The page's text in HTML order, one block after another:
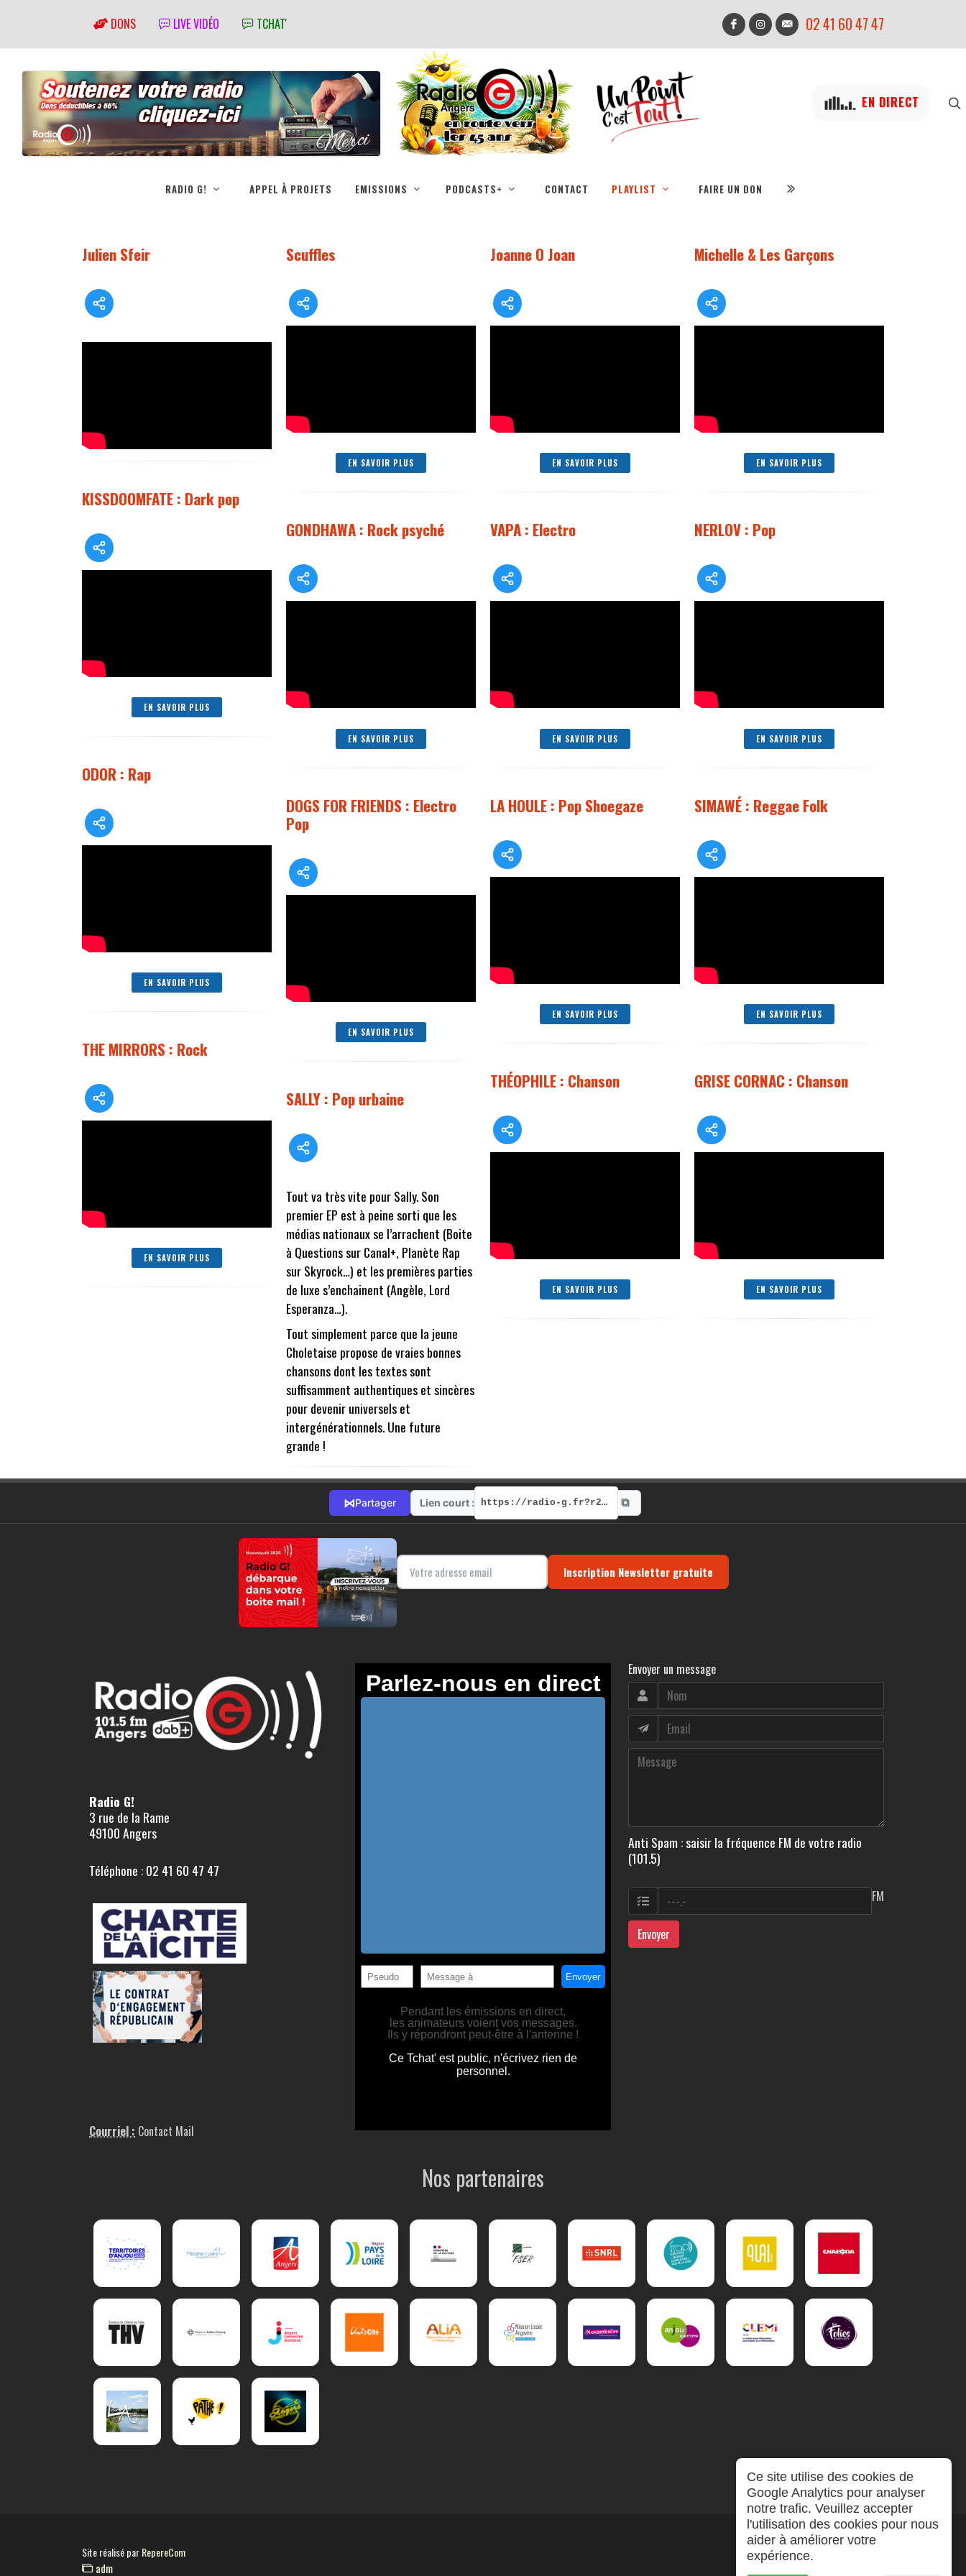
DONS LIVE VIDÉO TCHAT' 02 41 60 47 47
EN DIRECT
RADIO G! APPEL À PROJETS EMISSIONS PODCASTS+ CONTACT PLAYLIST FAIRE UN DON
Julien Sfeir Scuffles
EN SAVOIR PLUS
Joanne O Joan
EN SAVOIR PLUS
Michelle & Les Garçons
EN SAVOIR PLUS
KISSDOOMFATE : Dark pop
EN SAVOIR PLUS
GONDHAWA : Rock psyché
EN SAVOIR PLUS
VAPA : Electro
EN SAVOIR PLUS
NERLOV : Pop
EN SAVOIR PLUS
ODOR : Rap
EN SAVOIR PLUS
DOGS FOR FRIENDS : Electro
Pop
EN SAVOIR PLUS
LA HOULE : Pop Shoegaze
EN SAVOIR PLUS
SIMAWÉ : Reggae Folk
EN SAVOIR PLUS
THE MIRRORS : Rock
EN SAVOIR PLUS
THÉOPHILE : Chanson
EN SAVOIR PLUS
GRISE CORNAC : Chanson
EN SAVOIR PLUS
SALLY : Pop urbaine
Tout va très vite pour Sally. Son
premier EP est à peine sorti que les
médias nationaux se l’arrachent (Boite
à Questions sur Canal+, Planète Rap
sur Skyrock…) et les premières parties
de luxe s’enchainent (Angèle, Lord
Esperanza…).
Tout simplement parce que la jeune
Choletaise propose de vraies bonnes
chansons dont les textes sont
suffisamment authentiques et sincères
pour devenir universels et
intergénérationnels. Une future
grande !
⋈Partager Lien court : https://radio-g.fr?r254 ⧉
Inscription Newsletter gratuite
Radio G!
3 rue de la Rame
49100 Angers
Téléphone : 02 41 60 47 47
Courriel : Contact Mail
Envoyer un message
Anti Spam : saisir la fréquence FM de votre radio
(101.5)
FM
Envoyer
Nos partenaires
Site réalisé parRepereCom
adm
Ce site utilise des cookies de
Google Analytics pour analyser
notre trafic. Veuillez accepter
l'utilisation des cookies pour nous
aider à améliorer votre
expérience.